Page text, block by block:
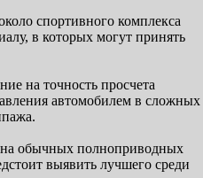
спортивного комплекса
в которых могут принять
на точность просчета
автомобилем в сложных
на обычных полноприводных
выявить лучшего среди